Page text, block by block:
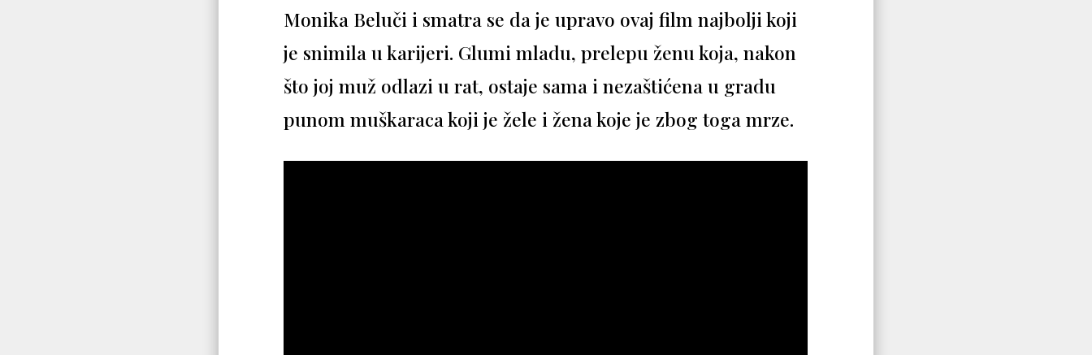
Monika Beluči i smatra se da je upravo ovaj film najbolji koji
je snimila u karijeri. Glumi mladu, prelepu ženu koja, nakon
što joj muž odlazi u rat, ostaje sama i nezaštićena u gradu
punom muškaraca koji je žele i žena koje je zbog toga mrze.